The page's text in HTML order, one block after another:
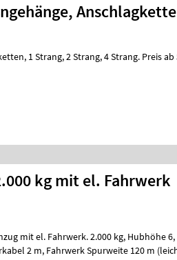
Anschlagkette
ab 50 €.
kg mit el. Fahrwerk
Fahrwerk. 2.000 kg, Hubhöhe 6, 5 m,